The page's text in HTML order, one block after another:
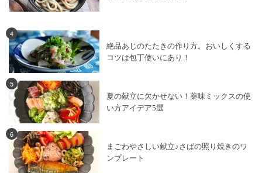
4
絶品あじのたたきの作り方。おいしくする
コツは包丁使いにあり！
5
夏の献立に欠かせない！薬味ミックスの使
い方アイデア5選
6
まごわやさしい献立♪さばの照り焼きのワ
ンプレート